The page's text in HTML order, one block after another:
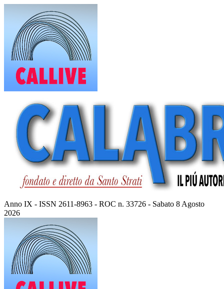
contenuto
Anno IX - ISSN 2611-8963 - ROC n. 33726 - Sabato 8 Agosto
2026